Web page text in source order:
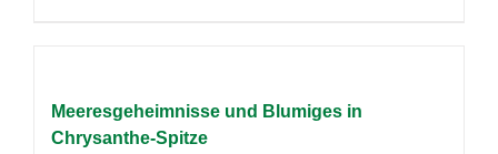
Meeresgeheimnisse und Blumiges in
Chrysanthe-Spitze